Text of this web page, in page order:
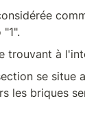
trouvant à
se situe
les briques